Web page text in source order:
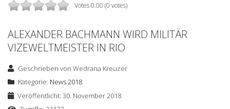
Votes 0.00 (0 votes)
ALEXANDER BACHMANN WIRD MILITÄR
VIZEWELTMEISTER IN RIO
Geschrieben vonWedrana Kreuzer
Kategorie: News 2018
Veröffentlicht: 30. November 2018